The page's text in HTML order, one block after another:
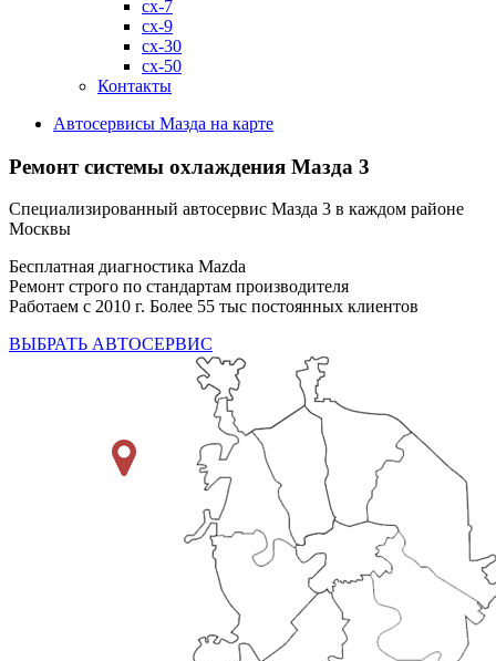
cx-7
cx-9
cx-30
cx-50
Контакты
Автосервисы Мазда на карте
Ремонт системы охлаждения Мазда 3
Специализированный автосервис Мазда 3 в каждом районе
Москвы
Бесплатная диагностика Mazda
Ремонт строго по стандартам производителя
Работаем с 2010 г. Более 55 тыс постоянных клиентов
ВЫБРАТЬ АВТОСЕРВИС